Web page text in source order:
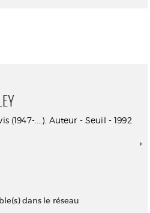
(1947-....). Auteur - Seuil - 1992
dans le réseau